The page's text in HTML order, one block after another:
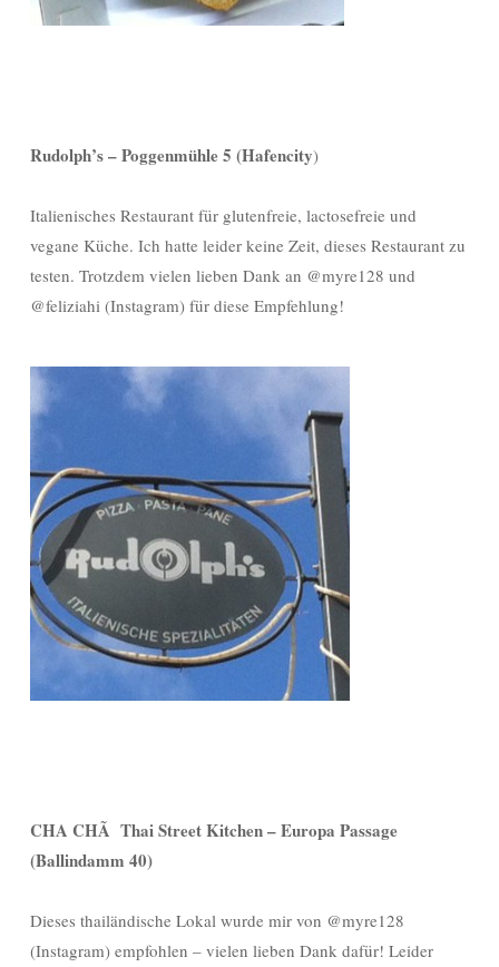
Rudolph’s – Poggenmühle 5 (Hafencity)
Italienisches Restaurant für glutenfreie, lactosefreie und
vegane Küche. Ich hatte leider keine Zeit, dieses Restaurant zu
testen. Trotzdem vielen lieben Dank an @myre128 und
@feliziahi (Instagram) für diese Empfehlung!
CHA CHÃ Thai Street Kitchen – Europa Passage
(Ballindamm 40)
Dieses thailändische Lokal wurde mir von @myre128
(Instagram) empfohlen – vielen lieben Dank dafür! Leider